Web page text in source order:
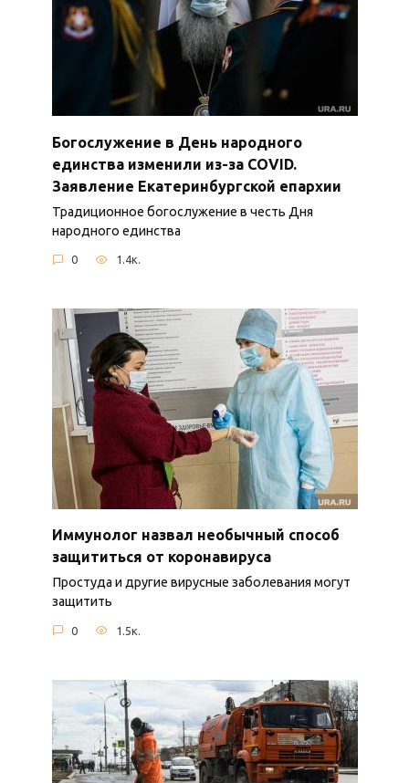
Богослужение в День народного
единства изменили из-за COVID.
Заявление Екатеринбургской епархии
Традиционное богослужение в честь Дня
народного единства
0 1.4к.
Иммунолог назвал необычный способ
защититься от коронавируса
Простуда и другие вирусные заболевания могут
защитить
0 1.5к.